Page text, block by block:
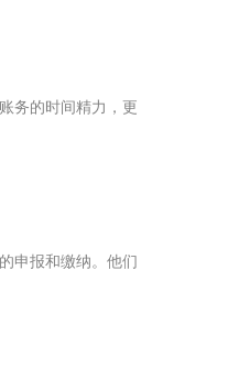
务的时间精力，更
申报和缴纳。他们